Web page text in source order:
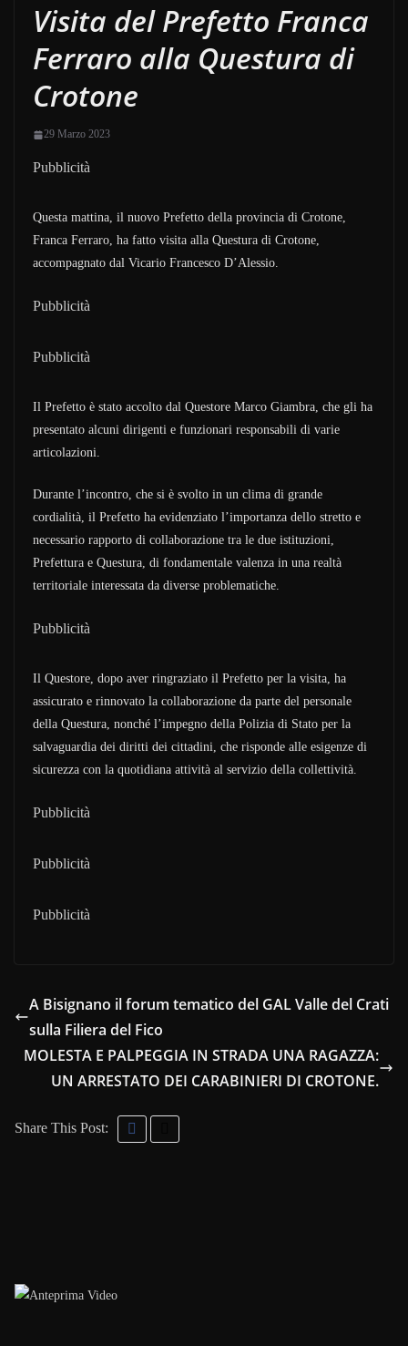
Visita del Prefetto Franca
Ferraro alla Questura di
Crotone
29 Marzo 2023
Pubblicità
Questa mattina, il nuovo Prefetto della provincia di Crotone,
Franca Ferraro, ha fatto visita alla Questura di Crotone,
accompagnato dal Vicario Francesco D’Alessio.
Pubblicità
Pubblicità
Il Prefetto è stato accolto dal Questore Marco Giambra, che gli ha
presentato alcuni dirigenti e funzionari responsabili di varie
articolazioni.
Durante l’incontro, che si è svolto in un clima di grande
cordialità, il Prefetto ha evidenziato l’importanza dello stretto e
necessario rapporto di collaborazione tra le due istituzioni,
Prefettura e Questura, di fondamentale valenza in una realtà
territoriale interessata da diverse problematiche.
Pubblicità
Il Questore, dopo aver ringraziato il Prefetto per la visita, ha
assicurato e rinnovato la collaborazione da parte del personale
della Questura, nonché l’impegno della Polizia di Stato per la
salvaguardia dei diritti dei cittadini, che risponde alle esigenze di
sicurezza con la quotidiana attività al servizio della collettività.
Pubblicità
Pubblicità
Pubblicità
A Bisignano il forum tematico del GAL Valle del Crati
sulla Filiera del Fico
MOLESTA E PALPEGGIA IN STRADA UNA RAGAZZA:
UN ARRESTATO DEI CARABINIERI DI CROTONE.
Share This Post: